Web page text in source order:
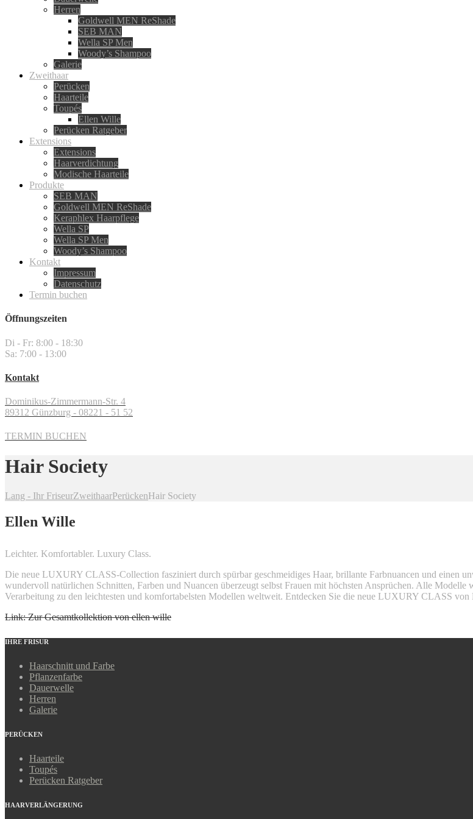
Herren
Goldwell MEN ReShade
SEB MAN
Wella SP Men
Woody’s Shampoo
Galerie
Zweithaar
Perücken
Haarteile
Toupés
Ellen Wille
Perücken Ratgeber
Extensions
Extensions
Haarverdichtung
Modische Haarteile
Produkte
SEB MAN
Goldwell MEN ReShade
Keraphlex Haarpflege
Wella SP
Wella SP Men
Woody’s Shampoo
Kontakt
Impressum
Datenschutz
Termin buchen
Öffnungszeiten
Di - Fr: 8:00 - 18:30
Sa: 7:00 - 13:00
Kontakt
Dominikus-Zimmermann-Str. 4
89312 Günzburg - 08221 - 51 52
TERMIN BUCHEN
Hair Society
Lang - Ihr FriseurZweithaarPerückenHair Society
Ellen Wille
Leichter. Komfortabler. Luxury Class.
Die neue LUXURY CLASS-Collection fasziniert durch spürbar geschmeidiges Haar, brillante Farbnuancen und einen
wundervoll natürlichen Schnitten, Farben und Nuancen überzeugt selbst Frauen mit höchsten Ansprüchen. Alle
Verarbeitung zu den leichtesten und komfortabelsten Modellen weltweit. Entdecken Sie die neue LUXURY CLASS von
Link: Zur Gesamtkollektion von ellen wille
IHRE FRISUR
Haarschnitt und Farbe
Pflanzenfarbe
Dauerwelle
Herren
Galerie
PERÜCKEN
Haarteile
Toupés
Perücken Ratgeber
HAARVERLÄNGERUNG